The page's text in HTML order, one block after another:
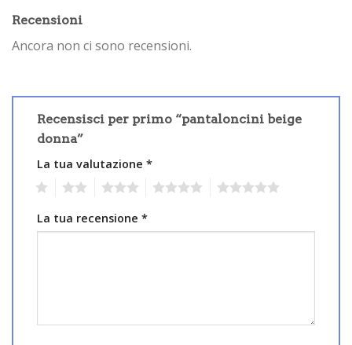
Recensioni
Ancora non ci sono recensioni.
Recensisci per primo “pantaloncini beige
donna”
La tua valutazione *
La tua recensione *